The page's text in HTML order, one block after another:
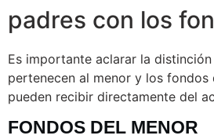
padres con los
Es importante aclarar la
pertenecen al menor y los fondos
pueden recibir directamente del
FONDOS DEL MENOR